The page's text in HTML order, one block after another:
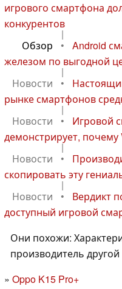
игрового смартфона
конкурентов
|
Обзор
•
Android
железом по выгодной
|
Новости
•
рынке смартфонов
|
Новости
•
Игровой
демонстрирует, почему
|
Новости
•
скопировать эту
|
Новости
•
Вердикт
доступный игровой
Они похожи:
производитель
Oppo K15 Pro+